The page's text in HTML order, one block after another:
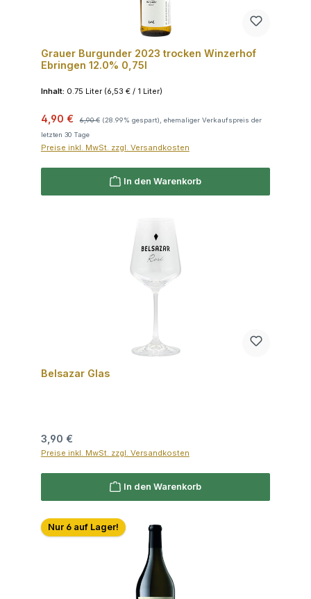
Grauer Burgunder 2023 trocken Winzerhof
Ebringen 12.0% 0,75l
Inhalt: 0.75 Liter (6,53 € / 1 Liter)
Verkaufspreis:
4,90 € 6,90 € (28.99% gespart), ehemaliger Verkaufspreis der
letzten 30 Tage
Preise inkl. MwSt. zzgl. Versandkosten
In den Warenkorb
Belsazar Glas
Regulärer Preis:
3,90 €
Preise inkl. MwSt. zzgl. Versandkosten
In den Warenkorb
Nur 6 auf Lager!